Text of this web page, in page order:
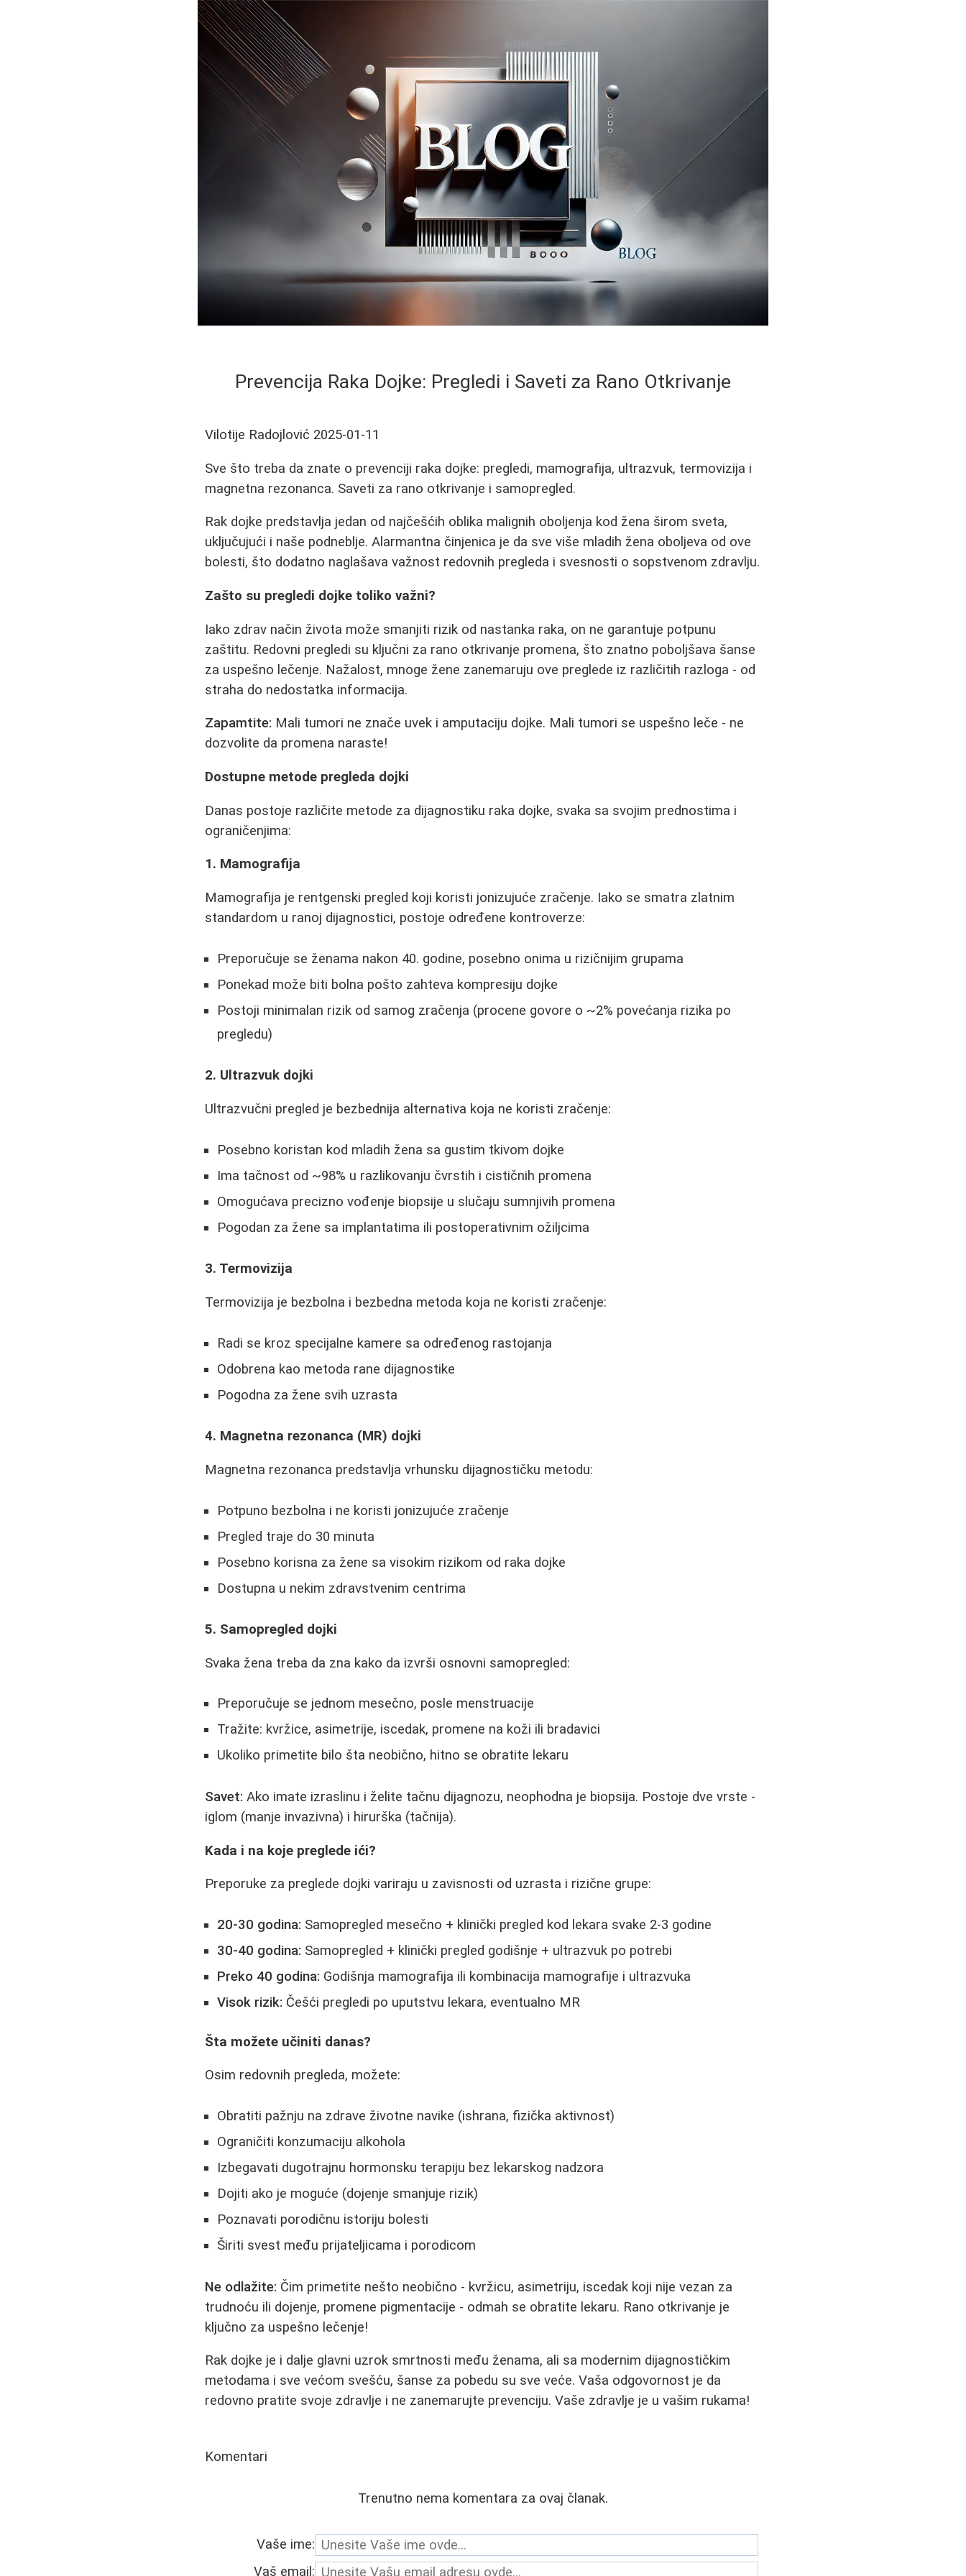
Prevencija Raka Dojke: Pregledi i Saveti za Rano Otkrivanje
Vilotije Radojlović 2025-01-11
Sve što treba da znate o prevenciji raka dojke: pregledi, mamografija, ultrazvuk, termovizija i
magnetna rezonanca. Saveti za rano otkrivanje i samopregled.
Rak dojke predstavlja jedan od najčešćih oblika malignih oboljenja kod žena širom sveta,
uključujući i naše podneblje. Alarmantna činjenica je da sve više mladih žena oboljeva od ove
bolesti, što dodatno naglašava važnost redovnih pregleda i svesnosti o sopstvenom zdravlju.
Zašto su pregledi dojke toliko važni?
Iako zdrav način života može smanjiti rizik od nastanka raka, on ne garantuje potpunu
zaštitu. Redovni pregledi su ključni za rano otkrivanje promena, što znatno poboljšava šanse
za uspešno lečenje. Nažalost, mnoge žene zanemaruju ove preglede iz različitih razloga - od
straha do nedostatka informacija.
Zapamtite: Mali tumori ne znače uvek i amputaciju dojke. Mali tumori se uspešno leče - ne
dozvolite da promena naraste!
Dostupne metode pregleda dojki
Danas postoje različite metode za dijagnostiku raka dojke, svaka sa svojim prednostima i
ograničenjima:
1. Mamografija
Mamografija je rentgenski pregled koji koristi jonizujuće zračenje. Iako se smatra zlatnim
standardom u ranoj dijagnostici, postoje određene kontroverze:
Preporučuje se ženama nakon 40. godine, posebno onima u rizičnijim grupama
Ponekad može biti bolna pošto zahteva kompresiju dojke
Postoji minimalan rizik od samog zračenja (procene govore o ~2% povećanja rizika po
pregledu)
2. Ultrazvuk dojki
Ultrazvučni pregled je bezbednija alternativa koja ne koristi zračenje:
Posebno koristan kod mladih žena sa gustim tkivom dojke
Ima tačnost od ~98% u razlikovanju čvrstih i cističnih promena
Omogućava precizno vođenje biopsije u slučaju sumnjivih promena
Pogodan za žene sa implantatima ili postoperativnim ožiljcima
3. Termovizija
Termovizija je bezbolna i bezbedna metoda koja ne koristi zračenje:
Radi se kroz specijalne kamere sa određenog rastojanja
Odobrena kao metoda rane dijagnostike
Pogodna za žene svih uzrasta
4. Magnetna rezonanca (MR) dojki
Magnetna rezonanca predstavlja vrhunsku dijagnostičku metodu:
Potpuno bezbolna i ne koristi jonizujuće zračenje
Pregled traje do 30 minuta
Posebno korisna za žene sa visokim rizikom od raka dojke
Dostupna u nekim zdravstvenim centrima
5. Samopregled dojki
Svaka žena treba da zna kako da izvrši osnovni samopregled:
Preporučuje se jednom mesečno, posle menstruacije
Tražite: kvržice, asimetrije, iscedak, promene na koži ili bradavici
Ukoliko primetite bilo šta neobično, hitno se obratite lekaru
Savet: Ako imate izraslinu i želite tačnu dijagnozu, neophodna je biopsija. Postoje dve vrste -
iglom (manje invazivna) i hirurška (tačnija).
Kada i na koje preglede ići?
Preporuke za preglede dojki variraju u zavisnosti od uzrasta i rizične grupe:
20-30 godina: Samopregled mesečno + klinički pregled kod lekara svake 2-3 godine
30-40 godina: Samopregled + klinički pregled godišnje + ultrazvuk po potrebi
Preko 40 godina: Godišnja mamografija ili kombinacija mamografije i ultrazvuka
Visok rizik: Češći pregledi po uputstvu lekara, eventualno MR
Šta možete učiniti danas?
Osim redovnih pregleda, možete:
Obratiti pažnju na zdrave životne navike (ishrana, fizička aktivnost)
Ograničiti konzumaciju alkohola
Izbegavati dugotrajnu hormonsku terapiju bez lekarskog nadzora
Dojiti ako je moguće (dojenje smanjuje rizik)
Poznavati porodičnu istoriju bolesti
Širiti svest među prijateljicama i porodicom
Ne odlažite: Čim primetite nešto neobično - kvržicu, asimetriju, iscedak koji nije vezan za
trudnoću ili dojenje, promene pigmentacije - odmah se obratite lekaru. Rano otkrivanje je
ključno za uspešno lečenje!
Rak dojke je i dalje glavni uzrok smrtnosti među ženama, ali sa modernim dijagnostičkim
metodama i sve većom svešću, šanse za pobedu su sve veće. Vaša odgovornost je da
redovno pratite svoje zdravlje i ne zanemarujte prevenciju. Vaše zdravlje je u vašim rukama!
Komentari
Trenutno nema komentara za ovaj članak.
Vaše ime:
Vaš email: